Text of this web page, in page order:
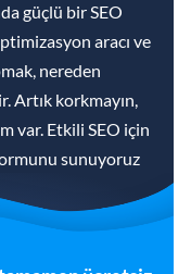
güçlü bir SEO
aracı ve
nereden
Artık korkmayın,
var. Etkili SEO için
sunuyoruz